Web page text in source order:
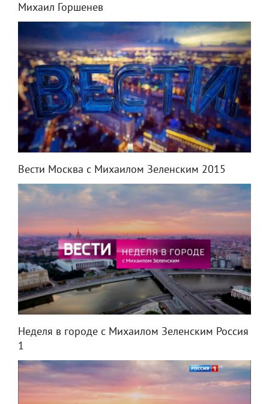
Михаил Горшенев
Вести Москва с Михаилом Зеленским 2015
Неделя в городе с Михаилом Зеленским Россия
1